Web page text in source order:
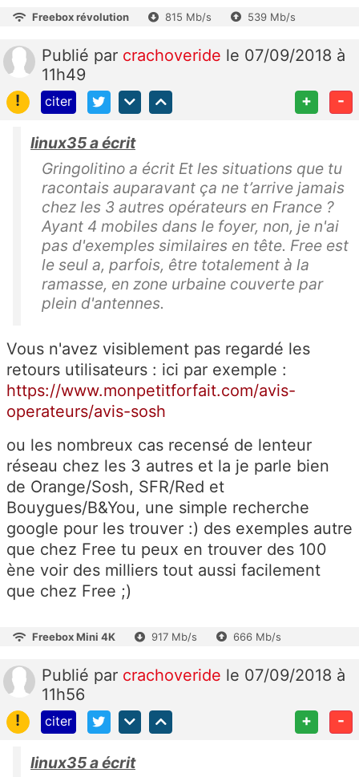
Freebox révolution 815 Mb/s 539 Mb/s
Publié par crachoveride le 07/09/2018 à
11h49
!
citer + -
linux35 a écrit
Gringolitino a écrit Et les situations que tu
racontais auparavant ça ne t’arrive jamais
chez les 3 autres opérateurs en France ?
Ayant 4 mobiles dans le foyer, non, je n'ai
pas d'exemples similaires en tête. Free est
le seul a, parfois, être totalement à la
ramasse, en zone urbaine couverte par
plein d'antennes.
Vous n'avez visiblement pas regardé les
retours utilisateurs : ici par exemple :
https://www.monpetitforfait.com/avis-
operateurs/avis-sosh
ou les nombreux cas recensé de lenteur
réseau chez les 3 autres et la je parle bien
de Orange/Sosh, SFR/Red et
Bouygues/B&You, une simple recherche
google pour les trouver :) des exemples autre
que chez Free tu peux en trouver des 100
ène voir des milliers tout aussi facilement
que chez Free ;)
Freebox Mini 4K 917 Mb/s 666 Mb/s
Publié par crachoveride le 07/09/2018 à
11h56
!
citer + -
linux35 a écrit